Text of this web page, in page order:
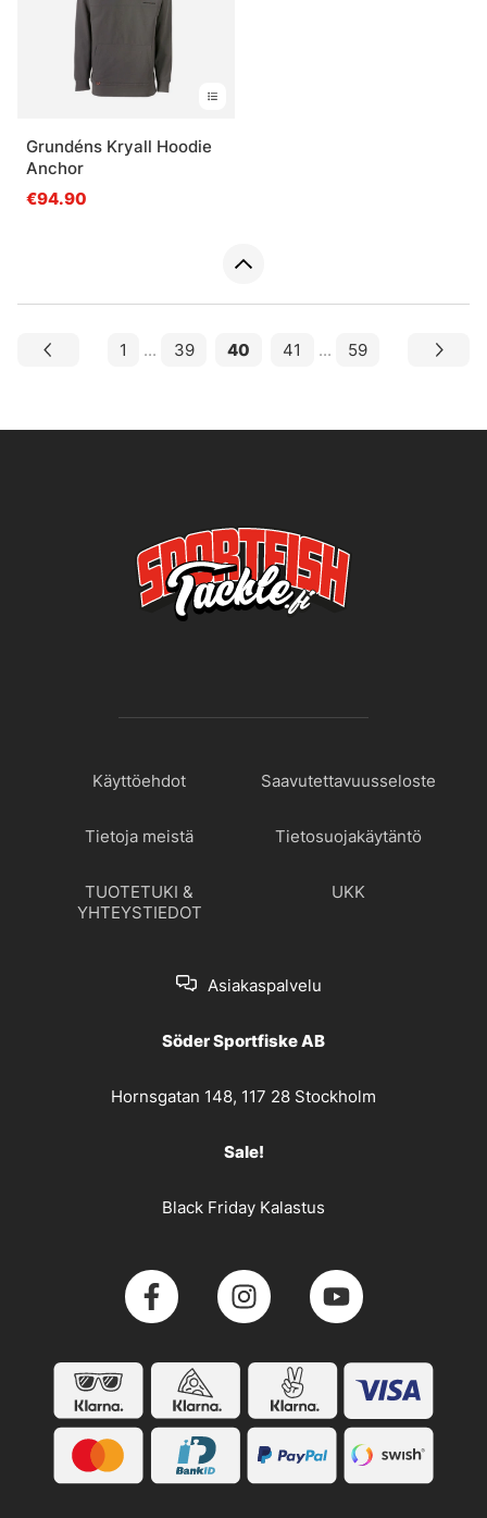
Grundéns Kryall Hoodie
Anchor
€94.90
1 ... 39 40 41 ... 59
Käyttöehdot Saavutettavuusseloste
Tietoja meistä Tietosuojakäytäntö
TUOTETUKI &
YHTEYSTIEDOT
UKK
Asiakaspalvelu
Söder Sportfiske AB
Hornsgatan 148, 117 28 Stockholm
Sale!
Black Friday Kalastus